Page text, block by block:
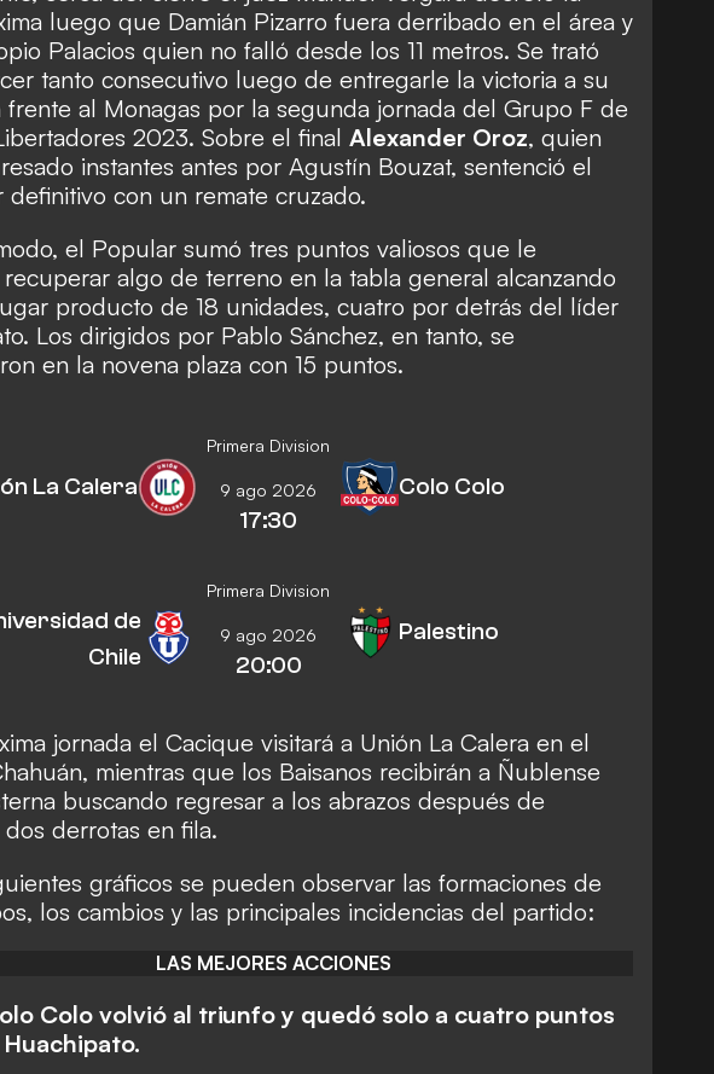
luego que Damián Pizarro fuera derribado en el área y
Palacios quien no falló desde los 11 metros. Se trató
tanto consecutivo luego de entregarle la victoria a su
frente al Monagas por la segunda jornada del Grupo F de
2023. Sobre el final Alexander Oroz, quien
instantes antes por Agustín Bouzat, sentenció el
definitivo con un remate cruzado.
el Popular sumó tres puntos valiosos que le
algo de terreno en la tabla general alcanzando
producto de 18 unidades, cuatro por detrás del líder
Los dirigidos por Pablo Sánchez, en tanto, se
en la novena plaza con 15 puntos.
Primera Division
La Calera 9 ago 2026
17:30
Colo Colo
Primera Division
de
Chile
9 ago 2026
20:00
Palestino
jornada el Cacique visitará a Unión La Calera en el
mientras que los Baisanos recibirán a Ñublense
buscando regresar a los abrazos después de
derrotas en fila.
gráficos se pueden observar las formaciones de
los cambios y las principales incidencias del partido:
LAS MEJORES ACCIONES
Colo volvió al triunfo y quedó solo a cuatro puntos